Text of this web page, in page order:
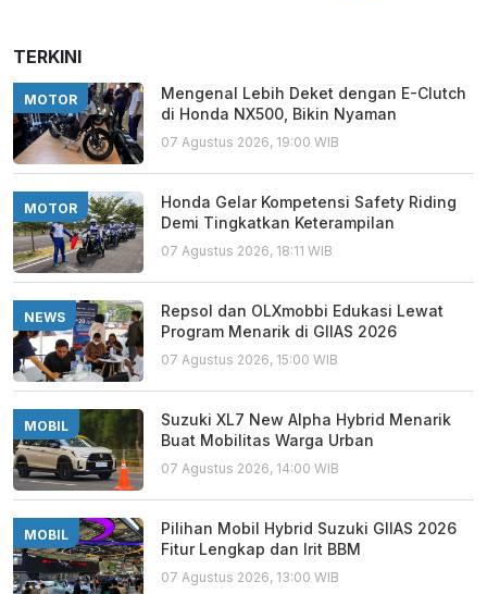
TERKINI
MOTOR
Mengenal Lebih Deket dengan E-Clutch
di Honda NX500, Bikin Nyaman
07 Agustus 2026, 19:00 WIB
MOTOR
Honda Gelar Kompetensi Safety Riding
Demi Tingkatkan Keterampilan
07 Agustus 2026, 18:11 WIB
NEWS
Repsol dan OLXmobbi Edukasi Lewat
Program Menarik di GIIAS 2026
07 Agustus 2026, 15:00 WIB
MOBIL
Suzuki XL7 New Alpha Hybrid Menarik
Buat Mobilitas Warga Urban
07 Agustus 2026, 14:00 WIB
MOBIL
Pilihan Mobil Hybrid Suzuki GIIAS 2026
Fitur Lengkap dan Irit BBM
07 Agustus 2026, 13:00 WIB